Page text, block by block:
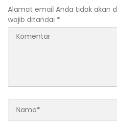
Alamat email Anda tidak akan
wajib ditandai *